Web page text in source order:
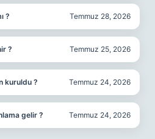
? Temmuz 28, 2026
? Temmuz 25, 2026
kuruldu ? Temmuz 24, 2026
gelir ? Temmuz 24, 2026